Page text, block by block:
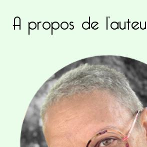
A propos de